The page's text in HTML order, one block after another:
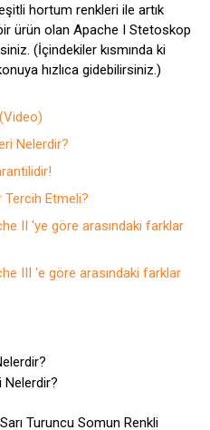
hortum renkleri ile artık
ürün olan Apache I Stetoskop
(İçindekiler kısmında ki
hızlıca gidebilirsiniz.)
Nelerdir?
Etmeli?
II 'ye göre arasındaki farklar
III 'e göre arasındaki farklar